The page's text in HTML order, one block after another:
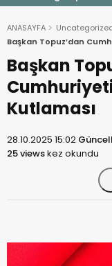
ANASAYFA
Başkan Topuz’dan
Başkan
Kutlaması
28.10.2025 15:02
25 viewskez okundu